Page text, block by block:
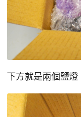
下方就是兩個鹽燈